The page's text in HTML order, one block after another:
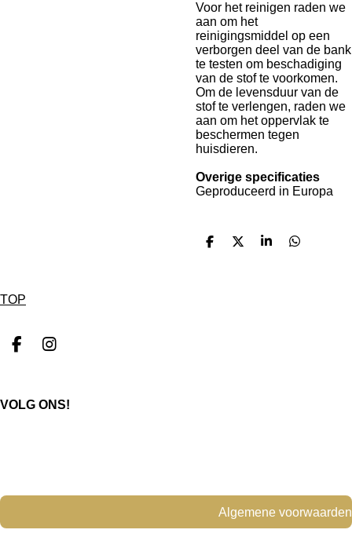
Voor het reinigen raden we
aan om het
reinigingsmiddel op een
verborgen deel van de bank
te testen om beschadiging
van de stof te voorkomen.
Om de levensduur van de
stof te verlengen, raden we
aan om het oppervlak te
beschermen tegen
huisdieren.
Overige specificaties
Geproduceerd in Europa
D
D
S
D
TOP
F
b
I
a
VOLG ONS!
Algemene voorwaarden